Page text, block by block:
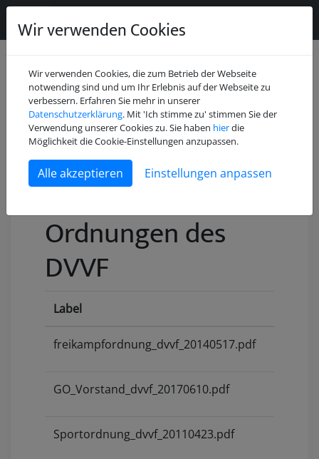
Satzung und
Ordnungen des
DVVF
Label
freikampfordnung_dvvf_20140517.pdf
GO_Vorstand_dvvf_20170610.pdf
Sportordnung_dvvf_20110423.pdf
Wir verwenden Cookies
Wir verwenden Cookies, die zum Betrieb der Webseite
notwending sind und um Ihr Erlebnis auf der Webseite zu
verbessern. Erfahren Sie mehr in unserer
Datenschutzerklärung. Mit 'Ich stimme zu' stimmen Sie der
Verwendung unserer Cookies zu. Sie haben hierdie
Möglichkeit die Cookie-Einstellungen anzupassen.
Einstellungen anpassen